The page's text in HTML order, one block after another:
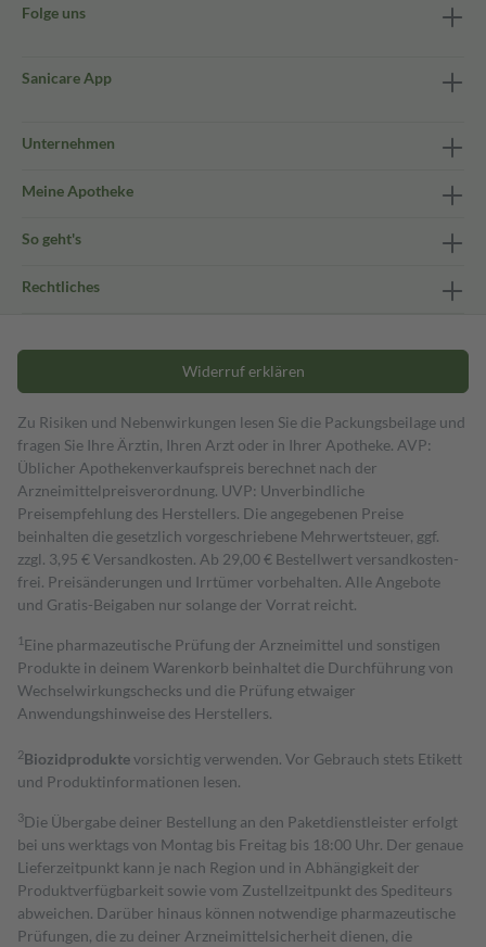
Folge uns
Sanicare App
Unternehmen
Meine Apotheke
So geht's
Rechtliches
Widerruf erklären
Zu Risiken und Nebenwirkungen lesen Sie die Packungsbeilage und
fragen Sie Ihre Ärztin, Ihren Arzt oder in Ihrer Apotheke. AVP:
Üblicher Apothekenverkaufspreis berechnet nach der
Arzneimittelpreisverordnung. UVP: Unverbindliche
Preisempfehlung des Herstellers. Die angegebenen Preise
beinhalten die gesetzlich vorgeschriebene Mehrwertsteuer, ggf.
zzgl. 3,95 € Versandkosten. Ab 29,00 € Bestell­wert versand­kosten­
frei. Preisänderungen und Irrtümer vorbehalten. Alle Angebote
und Gratis-Beigaben nur solange der Vorrat reicht.
1 Eine pharmazeutische Prüfung der Arzneimittel und sonstigen
Produkte in deinem Warenkorb beinhaltet die Durchführung von
Wechselwirkungschecks und die Prüfung etwaiger
Anwendungshinweise des Herstellers.
2Biozidproduktevorsichtig verwenden. Vor Gebrauch stets Etikett
und Produktinformationen lesen.
3Die Übergabe deiner Bestellung an den Paketdienstleister erfolgt
bei uns werktags von Montag bis Freitag bis 18:00 Uhr. Der genaue
Lieferzeitpunkt kann je nach Region und in Abhängigkeit der
Produktverfügbarkeit sowie vom Zustellzeitpunkt des Spediteurs
abweichen. Darüber hinaus können notwendige pharmazeutische
Prüfungen, die zu deiner Arzneimittelsicherheit dienen, die